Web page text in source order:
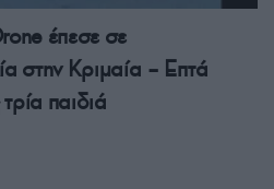
έπεσε σε
στην Κριμαία – Επτά
παιδιά